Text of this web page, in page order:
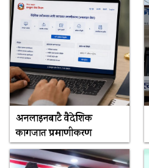
अनलाइनबाटै वैदेशिक
कागजात प्रमाणीकरण